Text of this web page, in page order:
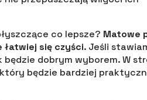
co lepsze? Matowe
łatwiej się czyści. Jeśli
będzie dobrym wyborem. W
będzie bardziej